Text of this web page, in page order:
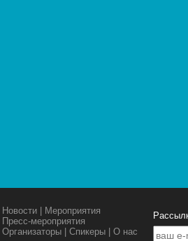
Новости | Мероприятия
Пресс-мероприятия
Организаторы |Спикеры |О нас